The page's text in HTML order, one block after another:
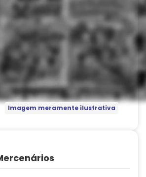
Imagem meramente ilustrativa